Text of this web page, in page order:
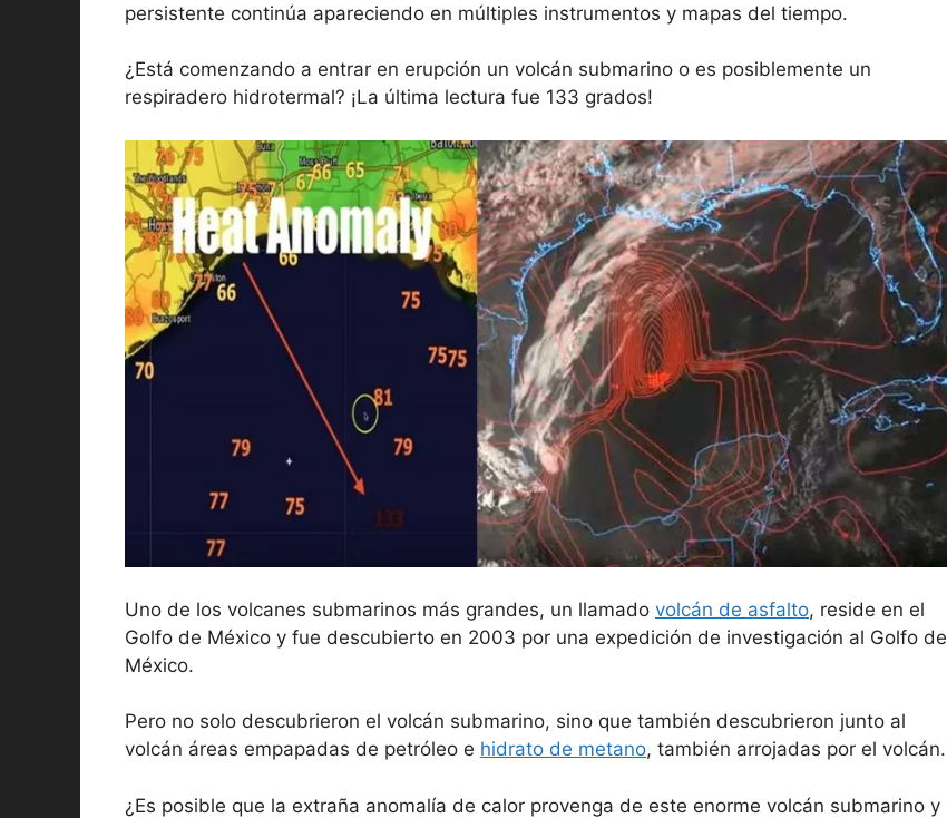
persistente continúa apareciendo en múltiples instrumentos y mapas del tiempo.
¿Está comenzando a entrar en erupción un volcán submarino o es posiblemente un
respiradero hidrotermal? ¡La última lectura fue 133 grados!
Uno de los volcanes submarinos más grandes, un llamado volcán de asfalto, reside en el
Golfo de México y fue descubierto en 2003 por una expedición de investigación al Golfo de
México.
Pero no solo descubrieron el volcán submarino, sino que también descubrieron junto al
volcán áreas empapadas de petróleo e hidrato de metano, también arrojadas por el volcán.
¿Es posible que la extraña anomalía de calor provenga de este enorme volcán submarino y